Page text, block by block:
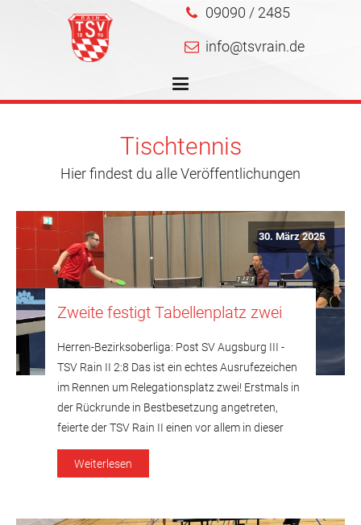
09090 / 2485
info@tsvrain.de
Tischtennis
Hier findest du alle Veröffentlichungen
30. März 2025
Zweite festigt Tabellenplatz zwei
Herren-Bezirksoberliga: Post SV Augsburg III -
TSV Rain II 2:8 Das ist ein echtes Ausrufezeichen
im Rennen um Relegationsplatz zwei! Erstmals in
der Rückrunde in Bestbesetzung angetreten,
feierte der TSV Rain II einen vor allem in dieser
Höhe vorher nie erwarteten 8:2-Erfolg beim
Tabellennachbarn Post SV Augsburg III, dessen
Weiterlesen